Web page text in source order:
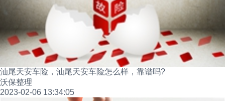
汕尾天安车险，汕尾天安车险怎么样，靠谱吗?
沃保整理
2023-02-06 13:34:05